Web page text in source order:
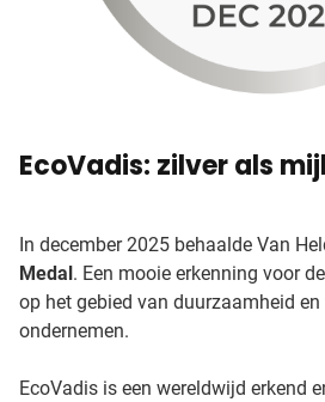
EcoVadis: zilver als
In december 2025 behaalde Van
Medal . Een mooie erkenning voor
op het gebied van duurzaamheid
ondernemen.
EcoVadis is een wereldwijd erkend